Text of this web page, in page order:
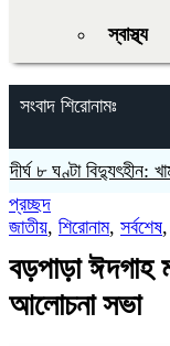
স্বাস্থ্য
সংবাদ শিরোনামঃ
ঘণ্টা বিদ্যুৎহীন: খামারে
প্রচ্ছদ
জাতীয়, শিরোনাম, সর্বশেষ,
‎বড়পাড়া ঈদগাহ
আলোচনা সভা